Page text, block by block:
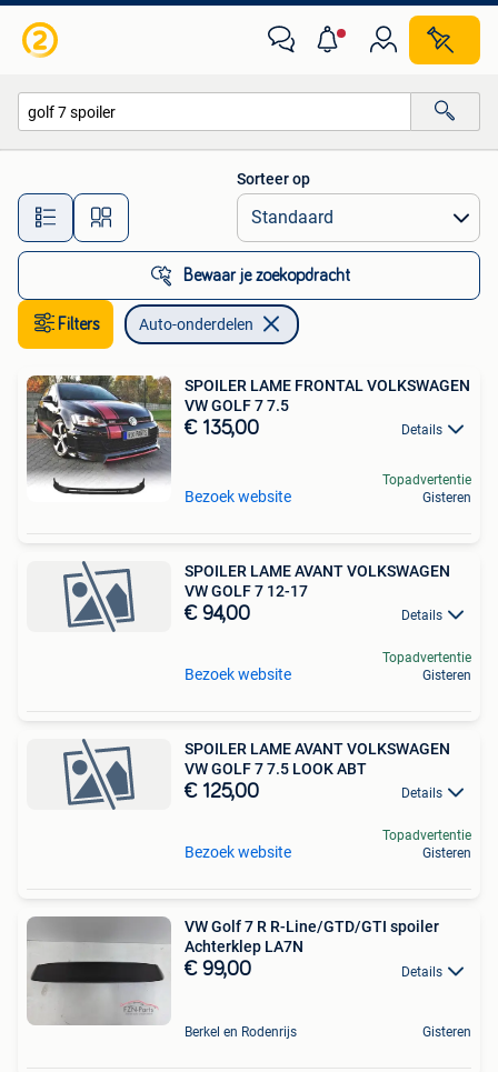
Alle afstanden…
Sorteer op
Bewaar je zoekopdracht
Filters Auto-onderdelen
SPOILER LAME FRONTAL VOLKSWAGEN
VW GOLF 7 7.5
€ 135,00 Details
Bezoek website
Topadvertentie
Gisteren
SPOILER LAME AVANT VOLKSWAGEN
VW GOLF 7 12-17
€ 94,00 Details
Bezoek website
Topadvertentie
Gisteren
SPOILER LAME AVANT VOLKSWAGEN
VW GOLF 7 7.5 LOOK ABT
€ 125,00 Details
Bezoek website
Topadvertentie
Gisteren
VW Golf 7 R R-Line/GTD/GTI spoiler
Achterklep LA7N
€ 99,00 Details
Berkel en Rodenrijs Gisteren